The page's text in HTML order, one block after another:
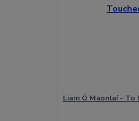
Liam Ó Maonlaí - To